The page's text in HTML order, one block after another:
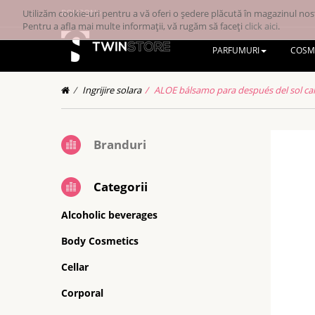
RONRON
PARFUMURI
Ingrijire solara ALOE bálsamo para después del sol
Branduri
Categorii
Alcoholic beverages
Body Cosmetics
Cellar
Corporal
Utilizăm cookie-uri pentru a vă oferi o ședere plăcută în magazinul
Pentru a afla mai multe informații, vă rugăm să faceți click aici.